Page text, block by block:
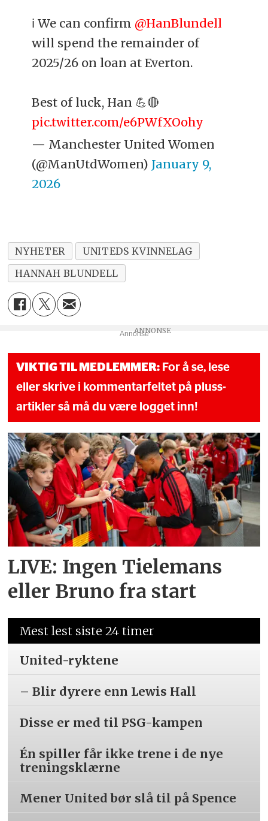
ℹ️ We can confirm @HanBlundell
will spend the remainder of
2025/26 on loan at Everton.
Best of luck, Han 💪🔴
pic.twitter.com/e6PWfXOohy
— Manchester United Women
(@ManUtdWomen) January 9,
2026
NYHETER
UNITEDS KVINNELAG
HANNAH BLUNDELL
Annonse
VIKTIG TIL MEDLEMMER: For å se, lese
eller skrive i kommentarfeltet på pluss-
artikler så må du være logget inn!
LIVE: Ingen Tielemans
eller Bruno fra start
Mest lest siste 24 timer
United-ryktene
– Blir dyrere enn Lewis Hall
Disse er med til PSG-kampen
Én spiller får ikke trene i de nye
treningsklærne
Mener United bør slå til på Spence